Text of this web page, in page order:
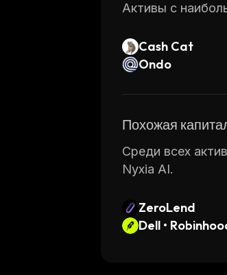
Активы с
Cash Cat
Ondo
Похожая
Среди всех
Nyxia AI.
ZeroLend
Dell •